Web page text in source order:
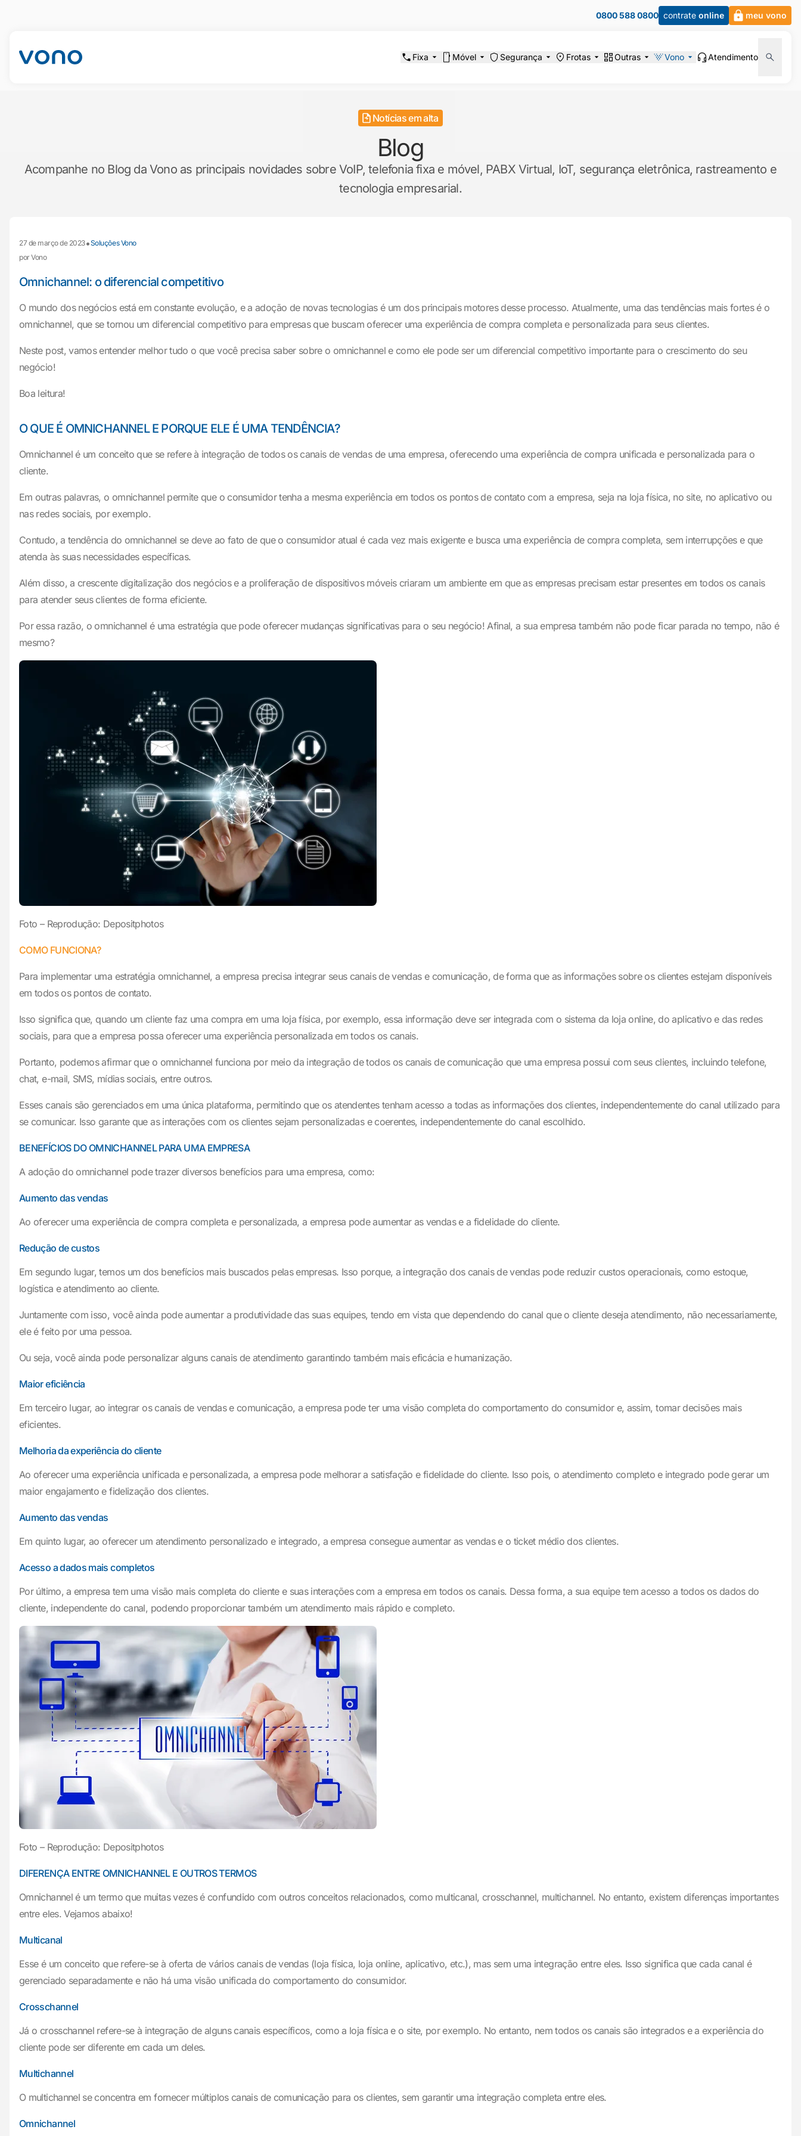
0800 588 0800 contrate online meu vono
Fixa Móvel Segurança Frotas Outras Vono Atendimento
Notícias em alta
Blog
Acompanhe no Blog da Vono as principais novidades sobre VoIP, telefonia fixa e móvel, PABX Virtual, IoT, segurança eletrônica, rastreamento e
tecnologia empresarial.
27 de março de 2023•Soluções Vono
por Vono
Omnichannel: o diferencial competitivo
O mundo dos negócios está em constante evolução, e a adoção de novas tecnologias é um dos principais motores desse processo. Atualmente, uma das tendências mais fortes é o
omnichannel, que se tornou um diferencial competitivo para empresas que buscam oferecer uma experiência de compra completa e personalizada para seus clientes.
Neste post, vamos entender melhor tudo o que você precisa saber sobre o omnichannel e como ele pode ser um diferencial competitivo importante para o crescimento do seu
negócio!
Boa leitura!
O QUE É OMNICHANNEL E PORQUE ELE É UMA TENDÊNCIA?
Omnichannel é um conceito que se refere à integração de todos os canais de vendas de uma empresa, oferecendo uma experiência de compra unificada e personalizada para o
cliente.
Em outras palavras, o omnichannel permite que o consumidor tenha a mesma experiência em todos os pontos de contato com a empresa, seja na loja física, no site, no aplicativo ou
nas redes sociais, por exemplo.
Contudo, a tendência do omnichannel se deve ao fato de que o consumidor atual é cada vez mais exigente e busca uma experiência de compra completa, sem interrupções e que
atenda às suas necessidades específicas.
Além disso, a crescente digitalização dos negócios e a proliferação de dispositivos móveis criaram um ambiente em que as empresas precisam estar presentes em todos os canais
para atender seus clientes de forma eficiente.
Por essa razão, o omnichannel é uma estratégia que pode oferecer mudanças significativas para o seu negócio! Afinal, a sua empresa também não pode ficar parada no tempo, não é
mesmo?
Foto – Reprodução: Depositphotos
COMO FUNCIONA?
Para implementar uma estratégia omnichannel, a empresa precisa integrar seus canais de vendas e comunicação, de forma que as informações sobre os clientes estejam disponíveis
em todos os pontos de contato.
Isso significa que, quando um cliente faz uma compra em uma loja física, por exemplo, essa informação deve ser integrada com o sistema da loja online, do aplicativo e das redes
sociais, para que a empresa possa oferecer uma experiência personalizada em todos os canais.
Portanto, podemos afirmar que o omnichannel funciona por meio da integração de todos os canais de comunicação que uma empresa possui com seus clientes, incluindo telefone,
chat, e-mail, SMS, mídias sociais, entre outros.
Esses canais são gerenciados em uma única plataforma, permitindo que os atendentes tenham acesso a todas as informações dos clientes, independentemente do canal utilizado para
se comunicar. Isso garante que as interações com os clientes sejam personalizadas e coerentes, independentemente do canal escolhido.
BENEFÍCIOS DO OMNICHANNEL PARA UMA EMPRESA
A adoção do omnichannel pode trazer diversos benefícios para uma empresa, como:
Aumento das vendas
Ao oferecer uma experiência de compra completa e personalizada, a empresa pode aumentar as vendas e a fidelidade do cliente.
Redução de custos
Em segundo lugar, temos um dos benefícios mais buscados pelas empresas. Isso porque, a integração dos canais de vendas pode reduzir custos operacionais, como estoque,
logística e atendimento ao cliente.
Juntamente com isso, você ainda pode aumentar a produtividade das suas equipes, tendo em vista que dependendo do canal que o cliente deseja atendimento, não necessariamente,
ele é feito por uma pessoa.
Ou seja, você ainda pode personalizar alguns canais de atendimento garantindo também mais eficácia e humanização.
Maior eficiência
Em terceiro lugar, ao integrar os canais de vendas e comunicação, a empresa pode ter uma visão completa do comportamento do consumidor e, assim, tomar decisões mais
eficientes.
Melhoria da experiência do cliente
Ao oferecer uma experiência unificada e personalizada, a empresa pode melhorar a satisfação e fidelidade do cliente. Isso pois, o atendimento completo e integrado pode gerar um
maior engajamento e fidelização dos clientes.
Aumento das vendas
Em quinto lugar, ao oferecer um atendimento personalizado e integrado, a empresa consegue aumentar as vendas e o ticket médio dos clientes.
Acesso a dados mais completos
Por último, a empresa tem uma visão mais completa do cliente e suas interações com a empresa em todos os canais. Dessa forma, a sua equipe tem acesso a todos os dados do
cliente, independente do canal, podendo proporcionar também um atendimento mais rápido e completo.
Foto – Reprodução: Depositphotos
DIFERENÇA ENTRE OMNICHANNEL E OUTROS TERMOS
Omnichannel é um termo que muitas vezes é confundido com outros conceitos relacionados, como multicanal, crosschannel, multichannel. No entanto, existem diferenças importantes
entre eles. Vejamos abaixo!
Multicanal
Esse é um conceito que refere-se à oferta de vários canais de vendas (loja física, loja online, aplicativo, etc.), mas sem uma integração entre eles. Isso significa que cada canal é
gerenciado separadamente e não há uma visão unificada do comportamento do consumidor.
Crosschannel
Já o crosschannel refere-se à integração de alguns canais específicos, como a loja física e o site, por exemplo. No entanto, nem todos os canais são integrados e a experiência do
cliente pode ser diferente em cada um deles.
Multichannel
O multichannel se concentra em fornecer múltiplos canais de comunicação para os clientes, sem garantir uma integração completa entre eles.
Omnichannel